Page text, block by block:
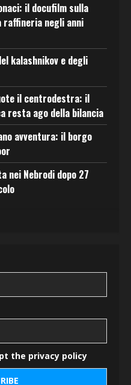
il docufilm sulla
negli anni
kalashnikov e degli
il centrodestra: il
resta ago della bilancia
avventura: il borgo
nei Nebrodi dopo 27
the privacy policy